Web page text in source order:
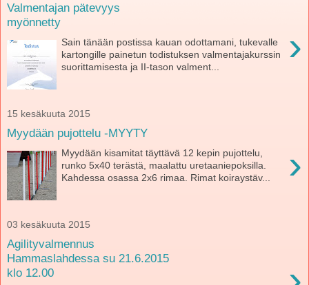
Valmentajan pätevyys
myönnetty
›
Sain tänään postissa kauan odottamani, tukevalle
kartongille painetun todistuksen valmentajakurssin
suorittamisesta ja II-tason valment...
15 kesäkuuta 2015
Myydään pujottelu -MYYTY
›
Myydään kisamitat täyttävä 12 kepin pujottelu,
runko 5x40 terästä, maalattu uretaaniepoksilla.
Kahdessa osassa 2x6 rimaa. Rimat koiraystäv...
03 kesäkuuta 2015
Agilityvalmennus
Hammaslahdessa su 21.6.2015
klo 12.00